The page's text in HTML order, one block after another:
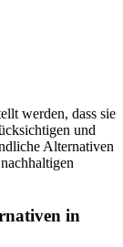
werden, dass sie
und
Alternativen
in